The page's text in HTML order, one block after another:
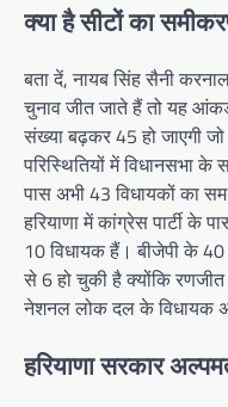
क्या है सीटों का
बता दें, नायब सिंह सैनी
चुनाव जीत जाते हैं तो यह
संख्या बढ़कर 45 हो जाएगी
परिस्थितियों में विधानसभा
पास अभी 43 विधायकों का
हरियाणा में कांग्रेस पार्टी के
10 विधायक हैं। बीजेपी के 40
से 6 हो चुकी है क्योंकि
नेशनल लोक दल के विधायक
हरियाणा सरकार